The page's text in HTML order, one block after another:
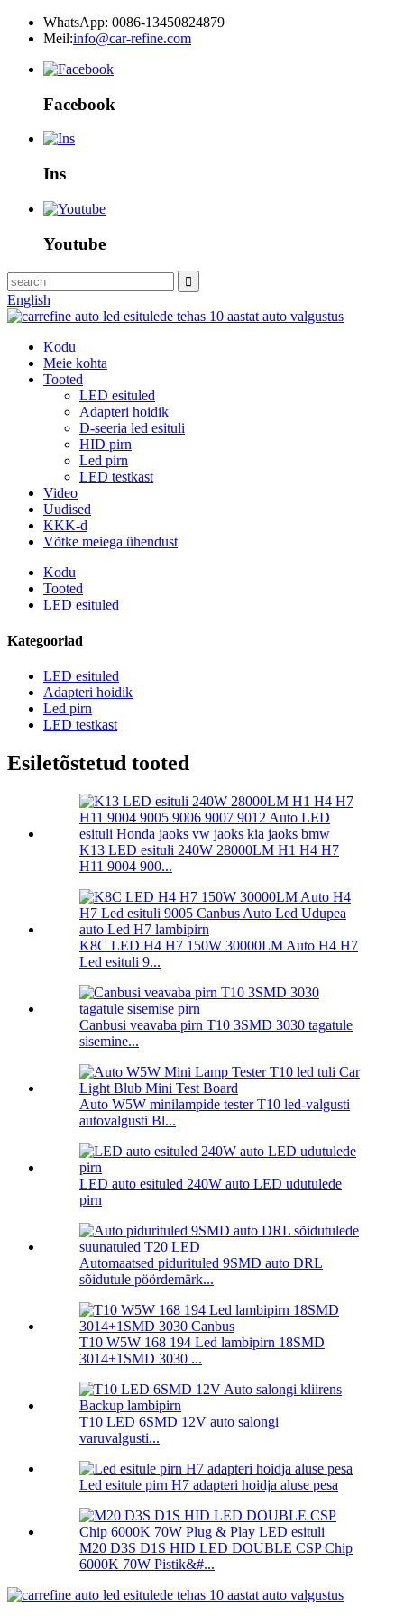
WhatsApp: 0086-13450824879
Meil:info@car-refine.com
Facebook
Ins
Youtube
English
Kodu
Meie kohta
Tooted
LED esituled
Adapteri hoidik
D-seeria led esituli
HID pirn
Led pirn
LED testkast
Video
Uudised
KKK-d
Võtke meiega ühendust
Kodu
Tooted
LED esituled
Kategooriad
LED esituled
Adapteri hoidik
Led pirn
LED testkast
Esiletõstetud tooted
K13 LED esituli 240W 28000LM H1 H4 H7
H11 9004 900...
K8C LED H4 H7 150W 30000LM Auto H4 H7
Led esituli 9...
Canbusi veavaba pirn T10 3SMD 3030 tagatule
sisemine...
Auto W5W minilampide tester T10 led-valgusti
autovalgusti Bl...
LED auto esituled 240W auto LED udutulede
pirn
Automaatsed pidurituled 9SMD auto DRL
sõidutule pöördemärk...
T10 W5W 168 194 Led lambipirn 18SMD
3014+1SMD 3030 ...
T10 LED 6SMD 12V auto salongi
varuvalgusti...
Led esitule pirn H7 adapteri hoidja aluse pesa
M20 D3S D1S HID LED DOUBLE CSP Chip
6000K 70W Pistik&#...